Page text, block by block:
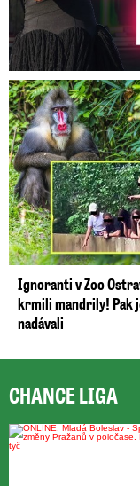
Ignoranti v Zoo
krmili mandrily! Pak
nadávali
CHANCE LIGA